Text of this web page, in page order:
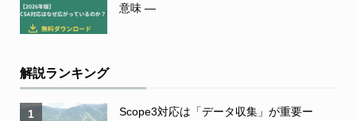
意味 ―
解説ランキング
1
Scope3対応は「データ収集」が重要ー